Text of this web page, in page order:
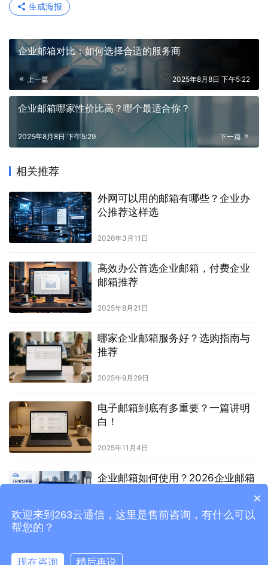
生成海报
企业邮箱对比：如何选择合适的服务商
上一篇 2025年8月8日 下午5:22
企业邮箱哪家性价比高？哪个最适合你？
下一篇
2025年8月8日 下午5:29
相关推荐
外网可以用的邮箱有哪些？企业办
公推荐这样选
2026年3月11日
高效办公首选企业邮箱，付费企业
邮箱推荐
2025年8月21日
哪家企业邮箱服务好？选购指南与
推荐
2025年9月29日
电子邮箱到底有多重要？一篇讲明
白！
2025年11月4日
企业邮箱如何使用？2026企业邮箱
2026年5月8日
×
欢迎来到263云通信，这里是售前咨询，有什么可以
帮您的？
现在咨询 稍后再说